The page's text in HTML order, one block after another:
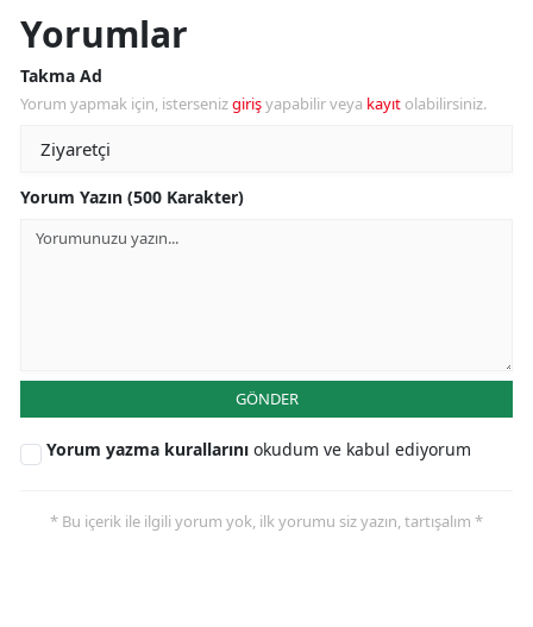
Yorumlar
Takma Ad
Yorum yapmak için, istersenizgirişyapabilir veya kayıt olabilirsiniz.
Yorum Yazın (500 Karakter)
GÖNDER
Yorum yazma kurallarını okudum ve kabul ediyorum
* Bu içerik ile ilgili yorum yok, ilk yorumu siz yazın, tartışalım *